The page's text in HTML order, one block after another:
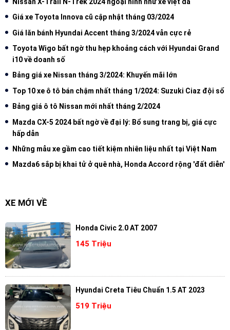
Giá xe Toyota Innova cũ cập nhật tháng 03/2024
Giá lăn bánh Hyundai Accent tháng 3/2024 vẫn cực rẻ
Toyota Wigo bất ngờ thu hẹp khoảng cách với Hyundai Grand
i10 về doanh số
Bảng giá xe Nissan tháng 3/2024: Khuyến mãi lớn
Top 10 xe ô tô bán chậm nhất tháng 1/2024: Suzuki Ciaz đội sổ
Bảng giá ô tô Nissan mới nhất tháng 2/2024
Mazda CX-5 2024 bất ngờ về đại lý: Bổ sung trang bị, giá cực
hấp dẫn
Những mẫu xe gầm cao tiết kiệm nhiên liệu nhất tại Việt Nam
Mazda6 sắp bị khai tử ở quê nhà, Honda Accord rộng 'đất diễn'
XE MỚI VỀ
Honda Civic 2.0 AT 2007
145 Triệu
Hyundai Creta Tiêu Chuẩn 1.5 AT 2023
519 Triệu